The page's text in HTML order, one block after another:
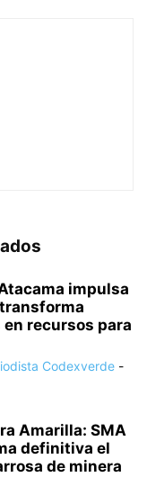
impulsa
recursos para
Codexverde -
Amarilla: SMA
definitiva el
de minera